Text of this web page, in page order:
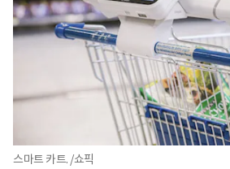
스마트 카트. /쇼픽